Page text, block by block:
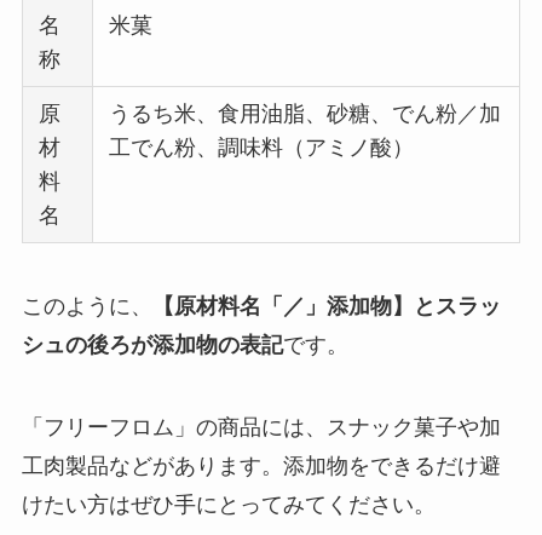
名
称
米菓
原
材
料
名
うるち米、食用油脂、砂糖、でん粉／加
工でん粉、調味料（アミノ酸）
このように、
【原材料名「／」添加物】とスラッ
シュの後ろが添加物の表記です。
「フリーフロム」の商品には、スナック菓子や加
工肉製品などがあります。添加物をできるだけ避
けたい方はぜひ手にとってみてください。